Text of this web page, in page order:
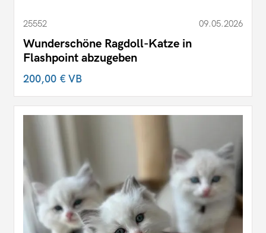
25552 09.05.2026
Wunderschöne Ragdoll-Katze in
Flashpoint abzugeben
200,00 €VB